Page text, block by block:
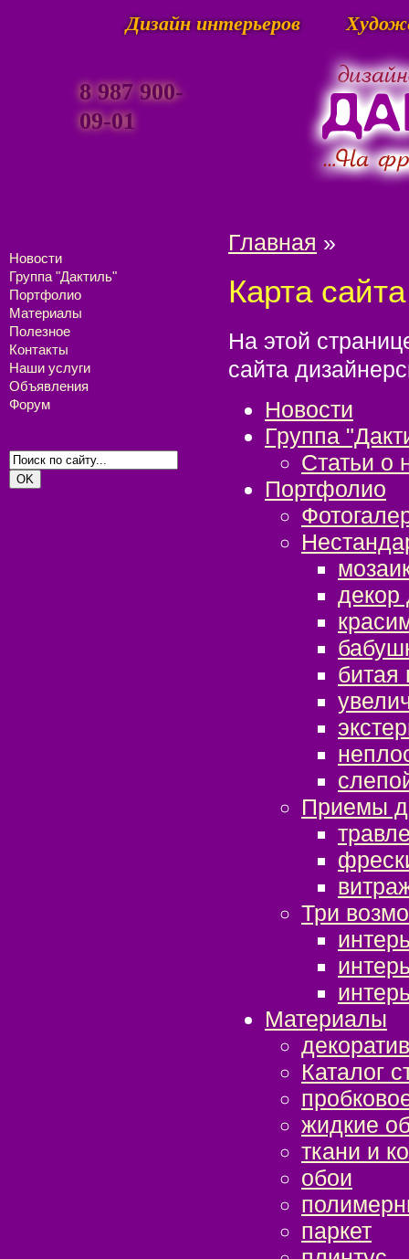
Дизайн интерьеров
8 987 900-
09-01
Главная »
Карта сайта
На этой
сайта
Новости
Группа
Статьи о
Портфолио
декор
битая
Приемы
Три
Материалы
Каталог
жидкие
ткани и
обои
паркет
Новости
Группа "Дактиль"
Портфолио
Материалы
Полезное
Контакты
Наши услуги
Объявления
Форум